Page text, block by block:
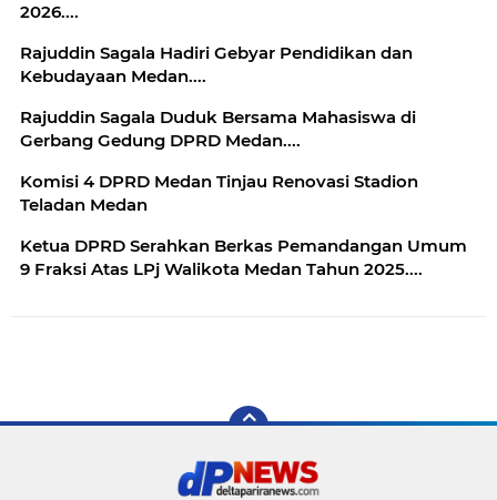
2026....
Rajuddin Sagala Hadiri Gebyar Pendidikan dan
Kebudayaan Medan....
Rajuddin Sagala Duduk Bersama Mahasiswa di
Gerbang Gedung DPRD Medan....
Komisi 4 DPRD Medan Tinjau Renovasi Stadion
Teladan Medan
Ketua DPRD Serahkan Berkas Pemandangan Umum
9 Fraksi Atas LPj Walikota Medan Tahun 2025....